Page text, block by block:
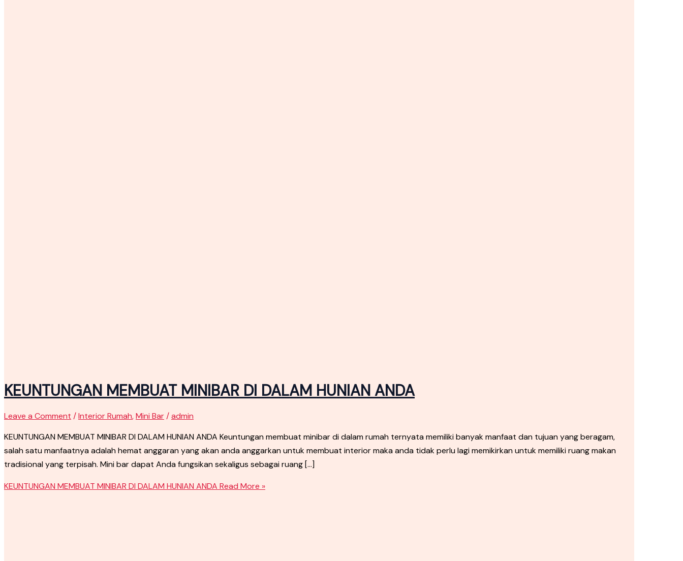
KEUNTUNGAN MEMBUAT MINIBAR DI DALAM HUNIAN ANDA
Leave a Comment /Interior Rumah,Mini Bar/admin
KEUNTUNGAN MEMBUAT MINIBAR DI DALAM HUNIAN ANDA Keuntungan membuat minibar di dalam rumah ternyata memiliki banyak manfaat dan tujuan yang beragam,
salah satu manfaatnya adalah hemat anggaran yang akan anda anggarkan untuk membuat interior maka anda tidak perlu lagi memikirkan untuk memiliki ruang makan
tradisional yang terpisah. Mini bar dapat Anda fungsikan sekaligus sebagai ruang […]
KEUNTUNGAN MEMBUAT MINIBAR DI DALAM HUNIAN ANDA Read More »